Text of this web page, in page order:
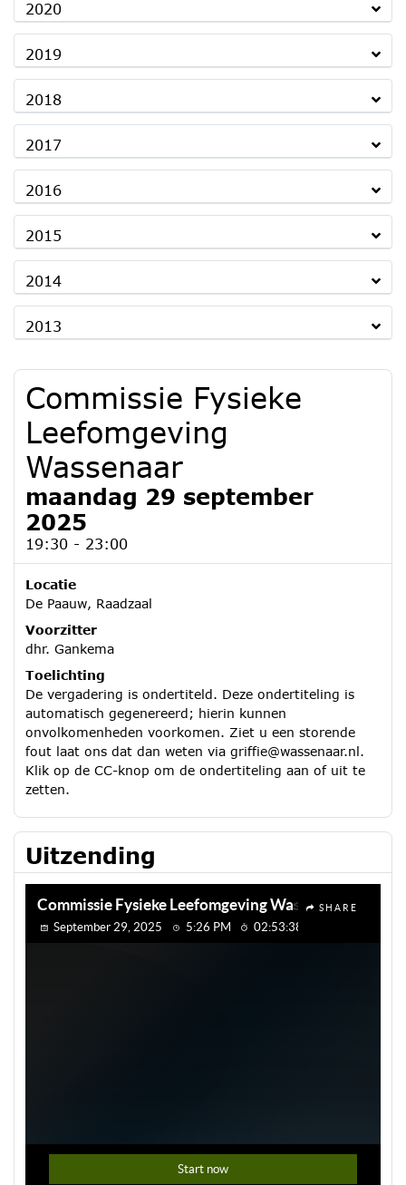
2020
2019
2018
2017
2016
2015
2014
2013
Commissie Fysieke
Leefomgeving
Wassenaar
maandag 29 september
2025
19:30 - 23:00
Locatie
De Paauw, Raadzaal
Voorzitter
dhr. Gankema
Toelichting
De vergadering is ondertiteld. Deze ondertiteling is
automatisch gegenereerd; hierin kunnen
onvolkomenheden voorkomen. Ziet u een storende
fout laat ons dat dan weten via griffie@wassenaar.nl.
Klik op de CC-knop om de ondertiteling aan of uit te
zetten.
Uitzending